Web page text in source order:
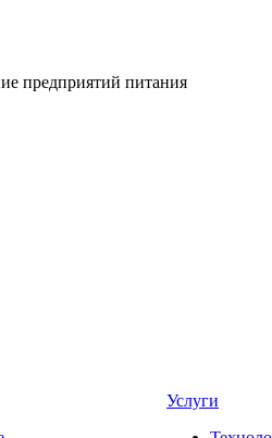
предприятий питания
Услуги